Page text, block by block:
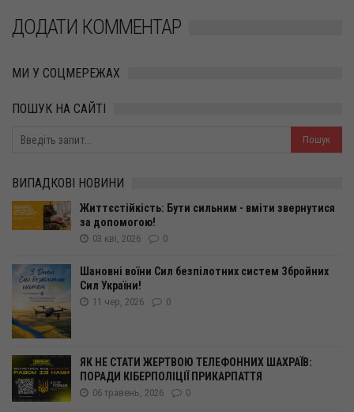
ДОДАТИ КОММЕНТАР
МИ У СОЦМЕРЕЖАХ
ПОШУК НА САЙТІ
ВИПАДКОВІ НОВИНИ
Життєстійкість: Бути сильним - вміти звернутися
за допомогою!
03 кві, 2026 0
Шановні воїни Сил безпілотних систем Збройних
Сил України!
11 чер, 2026 0
ЯК НЕ СТАТИ ЖЕРТВОЮ ТЕЛЕФОННИХ ШАХРАЇВ:
ПОРАДИ КІБЕРПОЛІЦІЇ ПРИКАРПАТТЯ
06 травень, 2026 0